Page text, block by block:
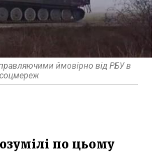
ймовірно від РБУ в
соцмереж
по цьому